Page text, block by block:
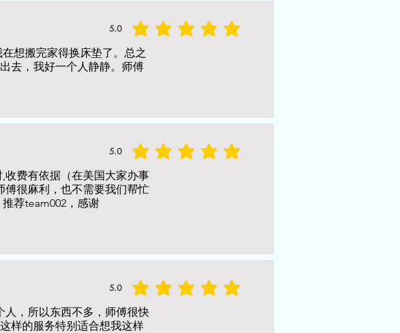
5.0
average rating is 5 out of 5
想搬完家得换床垫了。总之
去，我好一个人静静。师傅
5.0
average rating is 5 out of 5
收费有依据（在美国大家办事
傅很麻利，也不需要我们帮忙
荐team002，感谢
5.0
average rating is 5 out of 5
人，所以东西不多，师傅很快
样的服务特别适合想我这样